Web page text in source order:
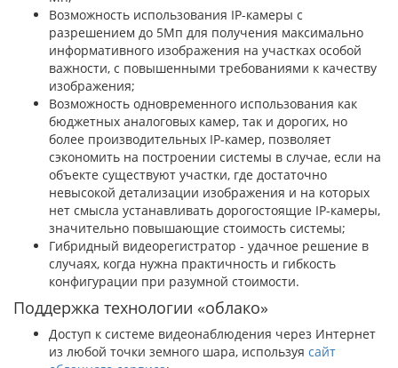
Возможность использования IP-камеры с
разрешением до 5Мп для получения максимально
информативного изображения на участках особой
важности, с повышенными требованиями к качеству
изображения;
Возможность одновременного использования как
бюджетных аналоговых камер, так и дорогих, но
более производительных IP-камер, позволяет
сэкономить на построении системы в случае, если на
объекте существуют участки, где достаточно
невысокой детализации изображения и на которых
нет смысла устанавливать дорогостоящие IP-камеры,
значительно повышающие стоимость системы;
Гибридный видеорегистратор - удачное решение в
случаях, когда нужна практичность и гибкость
конфигурации при разумной стоимости.
Поддержка технологии «облако»
Доступ к системе видеонаблюдения через Интернет
из любой точки земного шара, используя сайт